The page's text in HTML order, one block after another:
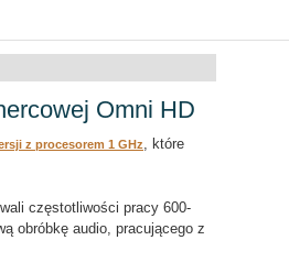
Omni HD
z procesorem 1 GHz, które
częstotliwości pracy 600-
obróbkę audio, pracującego z